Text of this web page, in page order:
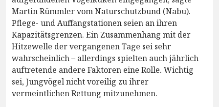
Martin Rümmler vom Naturschutzbund (Nabu).
Pflege- und Auffangstationen seien an ihren
Kapazitätsgrenzen. Ein Zusammenhang mit der
Hitzewelle der vergangenen Tage sei sehr
wahrscheinlich – allerdings spielten auch jährlich
auftretende andere Faktoren eine Rolle. Wichtig
sei, Jungvögel nicht voreilig zu ihrer
vermeintlichen Rettung mitzunehmen.